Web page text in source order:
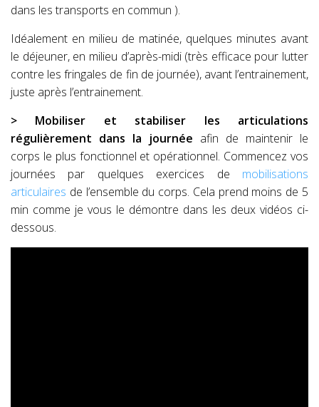
dans les transports en commun ).
Idéalement en milieu de matinée, quelques minutes avant
le déjeuner, en milieu d’après-midi (très efficace pour lutter
contre les fringales de fin de journée), avant l’entrainement,
juste après l’entrainement.
> Mobiliser et stabiliser les articulations
régulièrement dans la journée afin de maintenir le
corps le plus fonctionnel et opérationnel. Commencez vos
journées par quelques exercices de mobilisations
articulaires de l’ensemble du corps. Cela prend moins de 5
min comme je vous le démontre dans les deux vidéos ci-
dessous.